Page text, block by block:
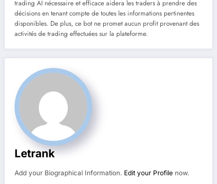
trading AI nécessaire et efficace aidera les traders à prendre des
décisions en tenant compte de toutes les informations pertinentes
disponibles. De plus, ce bot ne promet aucun profit provenant des
activités de trading effectuées sur la plateforme.
Letrank
Add your Biographical Information. Edit your Profile now.